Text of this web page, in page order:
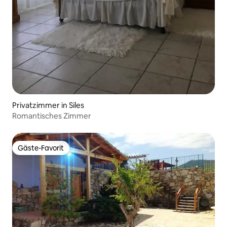
Privatzimmer in Siles
Romantisches Zimmer
Gäste-Favorit
Gäste-Favorit